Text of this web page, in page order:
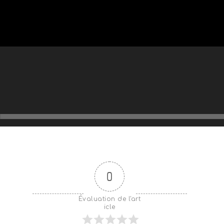
0
Évaluation de l'art
icle